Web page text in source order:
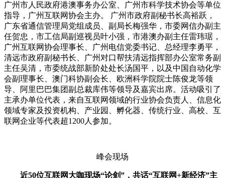
广州市人民政府港澳事务办公室、广州市科学技术协会等单位
指导，广州互联网协会主办。 广州市政府副秘书长高裕跃，
广东省通信管理局党组成员、副局长梅强华，市委网信办副主
任贺忠，市工信局副巡视员叶小强，市港澳办副主任雷玮琚，
广州互联网协会理事长、广州电信党委书记、总经理李勇平，
清远市政府副秘书长、广州对口帮扶清远指挥部办公室常务副
主任吴清，市委统战部新阶处处长汤国平，以及中国自动化学
会副理事长、澳门科协副会长、欧洲科学院院士陈俊龙等领
导、阿里巴巴集团副总裁库伟等领导及嘉宾出席。活动吸引了
主承办单位代表，来自互联网领域的行业协会负责人、信息化
领域专家及投资机构、产业园、孵化器、传统行业、高校、互
联网企业等代表超1200人参加。
峰会现场
近50位互联网大咖现场“论剑”，共话“互联网+新经济”主